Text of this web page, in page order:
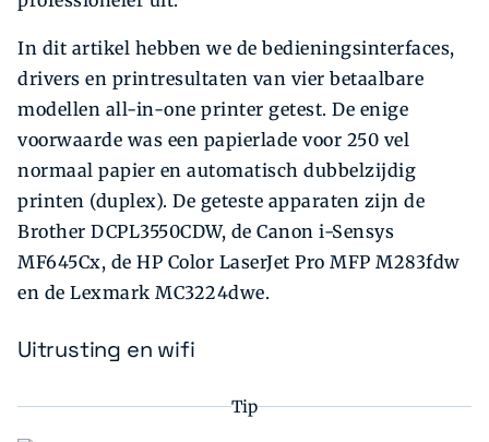
In dit artikel hebben we de bedieningsinterfaces,
drivers en printresultaten van vier betaalbare
modellen all-in-one printer getest. De enige
voorwaarde was een papier­lade voor 250 vel
normaal papier en automatisch dubbel­zijdig
printen (duplex). De geteste apparaten zijn de
Brother DCPL3550CDW, de Canon i-Sensys
MF645Cx, de HP Color LaserJet Pro MFP M283fdw
en de Lexmark MC3224dwe.
Uitrusting en wifi
Tip